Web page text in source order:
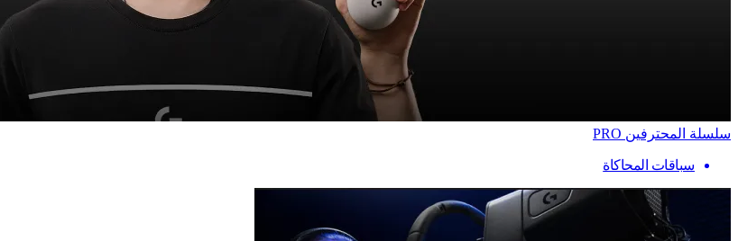
سلسلة المحترفين PRO
سباقات المحاكاة